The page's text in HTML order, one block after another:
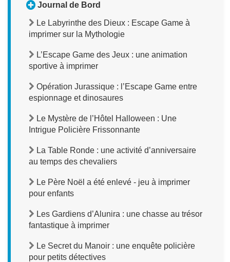
Journal de Bord
Le Labyrinthe des Dieux : Escape Game à
imprimer sur la Mythologie
L’Escape Game des Jeux : une animation
sportive à imprimer
Opération Jurassique : l’Escape Game entre
espionnage et dinosaures
Le Mystère de l’Hôtel Halloween : Une
Intrigue Policière Frissonnante
La Table Ronde : une activité d’anniversaire
au temps des chevaliers
Le Père Noël a été enlevé - jeu à imprimer
pour enfants
Les Gardiens d’Alunira : une chasse au trésor
fantastique à imprimer
Le Secret du Manoir : une enquête policière
pour petits détectives